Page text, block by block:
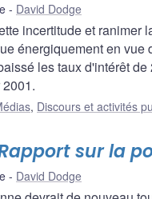
David Dodge
incertitude et ranimer
énergiquement en
les taux d'intérêt
, Discours et activités
sur la
David Dodge